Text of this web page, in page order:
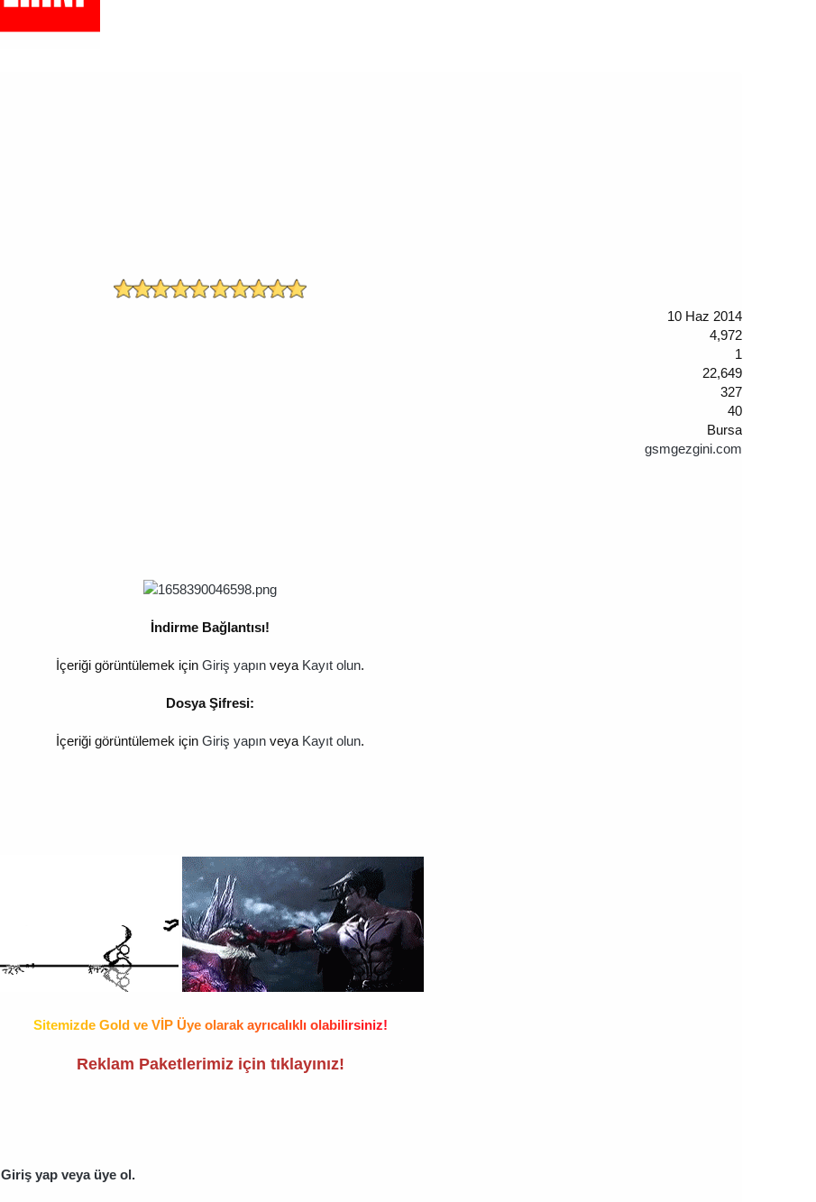
10 Haz 2014
4,972
1
22,649
327
40
Bursa
gsmgezgini.com
İndirme Bağlantısı!
İçeriği görüntülemek için Giriş yapın veya Kayıt olun.
Dosya Şifresi:
İçeriği görüntülemek için Giriş yapın veya Kayıt olun.
Sitemizde Gold ve VİP Üye olarak ayrıcalıklı olabilirsiniz!
Reklam Paketlerimiz için tıklayınız!
Giriş yap veya üye ol.